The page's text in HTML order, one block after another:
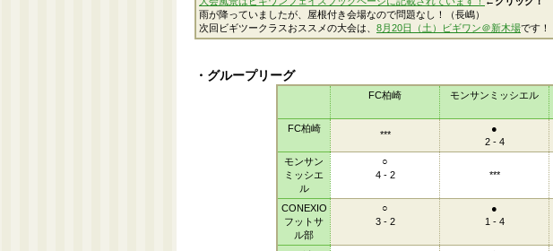
雨が降っていましたが、屋根付き会場なので問題なし！（長嶋）
次回ビギツークラスおススメの大会は、 8月20日（土）ビギワン＠新木場です！
・グループリーグ
FC柏崎 モンサンミッシエル
FC柏崎
***
●
2 - 4
モンサン
ミッシエ
ル
○
4 - 2
***
CONEXIO
フットサ
ル部
○
3 - 2
●
1 - 4